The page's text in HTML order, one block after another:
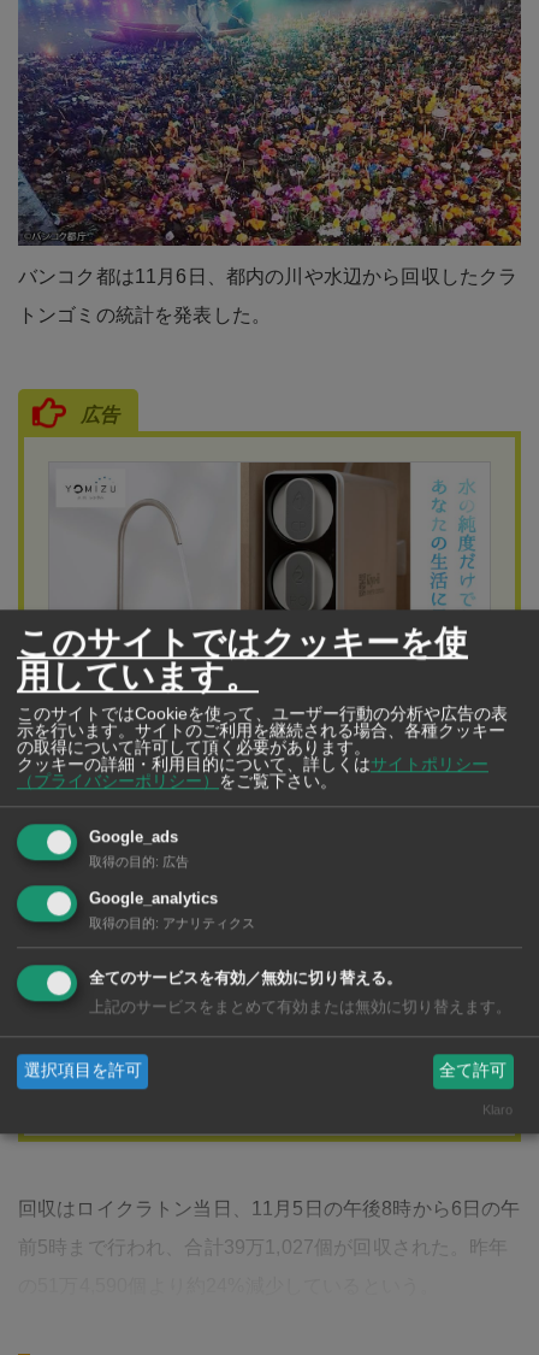
バンコク都は11月6日、都内の川や水辺から回収したクラ
トンゴミの統計を発表した。
広告
Yomizu（Thailand）Co., Ltd.
水の純度だけでなく、あなたの生活に最適な水を
タイの水事情にお困りなら「YOMIZU（よみ
ず）」におまかせ！
今なら最新型のRO浄水器が月額900Bでレンタルできま
す。新規契約の方は1カ月無料！さらに浄水器レンタルを
料でレンタルします。YOMIZU公式LINEからお気軽にお
問い合わせ下さいタイで生活するうえで絶対に欠かすこ
とのできない「水」。とはいえ、日本とは水事情が異な
り、タイでは水道水の水をそのま…
回収はロイクラトン当日、11月5日の午後8時から6日の午
前5時まで行われ、合計39万1,027個が回収された。昨年
このサイトではクッキーを使
用しています。
このサイトではCookieを使って、ユーザー行動の分析や広告の表
示を行います。サイトのご利用を継続される場合、各種クッキー
の取得について許可して頂く必要があります。
クッキーの詳細・利用目的について、詳しくはサイトポリシー
（プライバシーポリシー）
をご覧下さい。
Google_ads
取得の目的: 広告
Google_analytics
取得の目的: アナリティクス
全てのサービスを有効／無効に切り替える。
上記のサービスをまとめて有効または無効に切り替えます。
選択項目を許可 全て許可
Klaro